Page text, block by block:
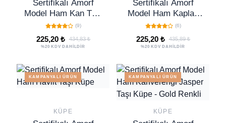
Sertifikalı Amorf
Model Ham Kan Taşı
Küpe - Heliotrop Taşı
(9)
225,20 ₺ 434,83 ₺
%20 KDV DAHİLDİR
Sertifikalı Amorf
Model Ham Kaplan
Gözü Taşı Küpe -
Gold Renkli
(6)
225,20 ₺ 435,89 ₺
%20 KDV DAHİLDİR
KAMPANYALI ÜRÜN
KÜPE
KAMPANYALI ÜRÜN
KÜPE